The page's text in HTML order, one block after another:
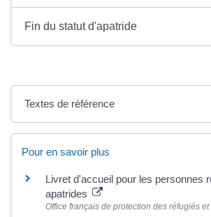
Fin du statut d'apatride
Textes de référence
Pour en savoir plus
Livret d'accueil pour les personnes
apatrides
Office français de protection des réfugiés